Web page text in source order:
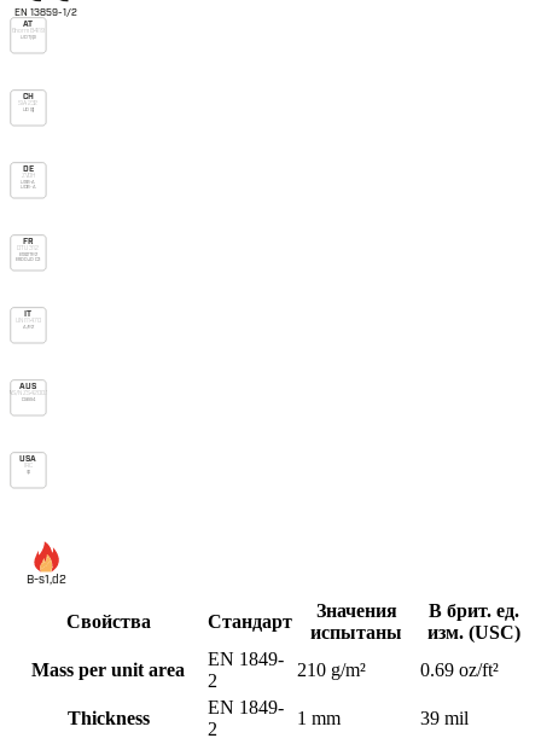
EN 13859-1/2
AT
Önorm B4119
UD Typ I
CH
SIA 232
UD (g)
DE
ZVDH
USB-A
UDB-A
FR
DTU 31.2
E1 Sd1 TR2
E600 J0 C3
IT
UNI 11470
A/R2
AUS
AS/NZS 4200.1
Class 4
USA
IRC
vp
B-s1,d2
Свойства Стандарт
Значения
испытаны
В брит. ед.
изм. (USC)
Mass per unit area
EN 1849-
2
210 g/m² 0.69 oz/ft²
Thickness
EN 1849-
2
1 mm
39 mil